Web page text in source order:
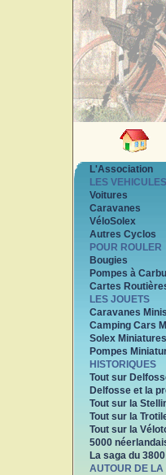
L'Association
LES VEHICULES
Voitures
Caravanes
VéloSolex
Autres Cyclos
POUR ROULER
Bougies
Pompes à
Cartes
LES JOUETS
Caravanes Minis
Camping Cars
Solex Miniatures
Pompes
HISTORIQUES
Tout sur
Delfosse et la
Tout sur la
Tout sur la
Tout sur la
5000
La saga du 3800
AUTOUR DE LA